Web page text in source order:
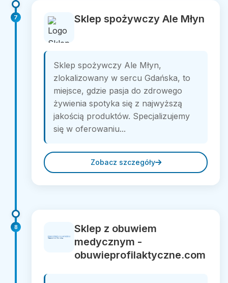
7 Sklep spożywczy Ale Młyn
Sklep spożywczy Ale Młyn,
zlokalizowany w sercu Gdańska, to
miejsce, gdzie pasja do zdrowego
żywienia spotyka się z najwyższą
jakością produktów. Specjalizujemy
się w oferowaniu...
Zobacz szczegóły
8
Sklep z obuwiem
medycznym -
obuwieprofilaktyczne.com